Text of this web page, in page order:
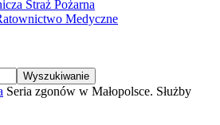
Straż Pożarna
Medyczne
Seria zgonów w Małopolsce. Służby